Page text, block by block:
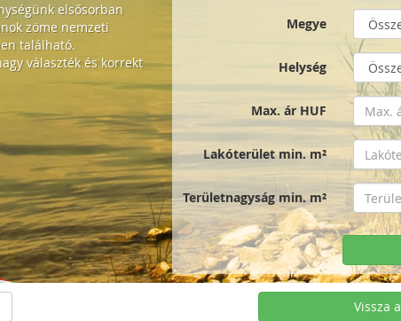
elsősorban
zöme nemzeti
található.
választék és korrekt
Megye
Helység
Max. ár HUF
Lakóterület min. m²
Területnagyság min. m²
Vissza